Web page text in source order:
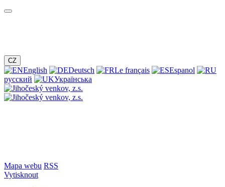
CZ
English Deutsch Le français
Espanol
русский
Українська
Mapa webu RSS
Vytisknout